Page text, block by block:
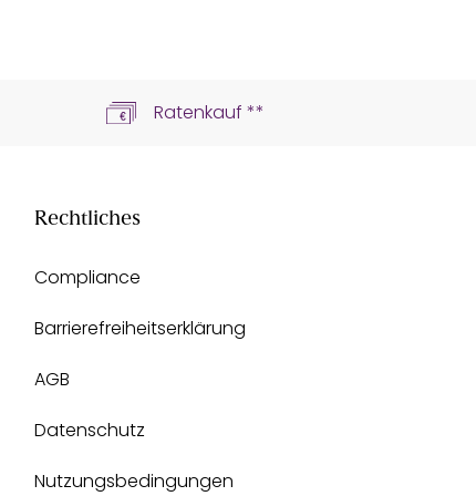
Ratenkauf **
Rechtliches
Compliance
Barrierefreiheitserklärung
AGB
Datenschutz
Nutzungsbedingungen